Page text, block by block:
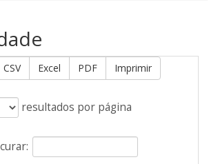
CSV Excel PDF Imprimir
resultados por página